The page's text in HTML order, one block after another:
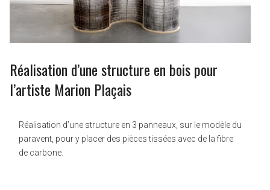
Réalisation d’une structure en bois pour
l’artiste Marion Plaçais
Réalisation d’une structure en 3 panneaux, sur le modèle du
paravent, pour y placer des pièces tissées avec de la fibre
de carbone.